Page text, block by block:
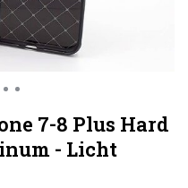
7-8 Plus Hard
- Licht